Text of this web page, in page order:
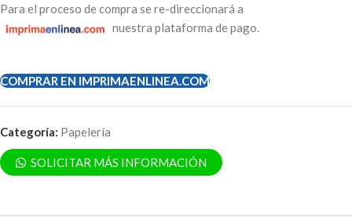
Para el proceso de compra se re-direccionará a
nuestra plataforma de pago.
COMPRAR EN IMPRIMAENLINEA.COM
Categoría: Papelería
SOLICITAR MÁS INFORMACIÓN